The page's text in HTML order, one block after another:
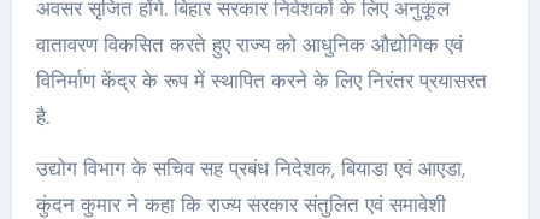
अवसर सृजित होंगे. बिहार सरकार निवेशकों के लिए अनुकूल
वातावरण विकसित करते हुए राज्य को आधुनिक औद्योगिक एवं
विनिर्माण केंद्र के रूप में स्थापित करने के लिए निरंतर प्रयासरत
है.
उद्योग विभाग के सचिव सह प्रबंध निदेशक, बियाडा एवं आएडा,
कुंदन कुमार ने कहा कि राज्य सरकार संतुलित एवं समावेशी